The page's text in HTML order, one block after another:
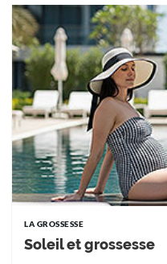
LA GROSSESSE
Soleil et grossesse